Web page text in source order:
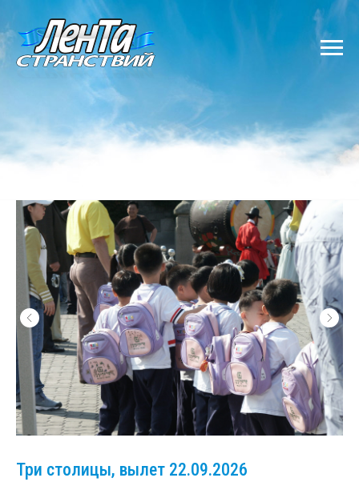
Три столицы, вылет 22.09.2026